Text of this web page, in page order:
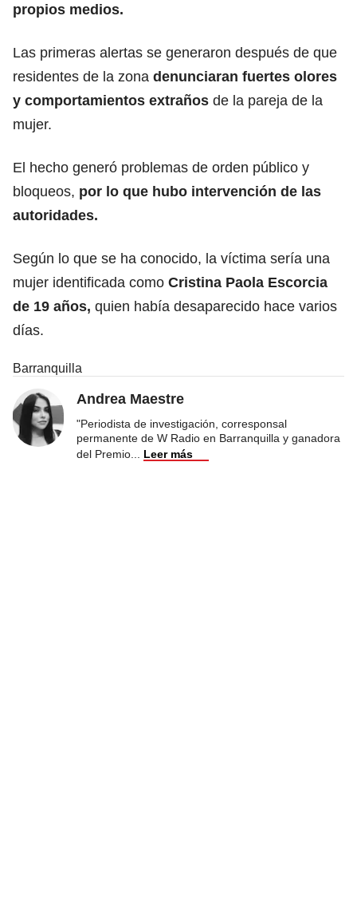
propios medios.
Las primeras alertas se generaron después de que
residentes de la zona denunciaran fuertes olores
y comportamientos extraños de la pareja de la
mujer.
El hecho generó problemas de orden público y
bloqueos, por lo que hubo intervención de las
autoridades.
Según lo que se ha conocido, la víctima sería una
mujer identificada como Cristina Paola Escorcia
de 19 años, quien había desaparecido hace varios
días.
Barranquilla
Andrea Maestre
"Periodista de investigación, corresponsal
permanente de W Radio en Barranquilla y ganadora
del Premio
Leer más